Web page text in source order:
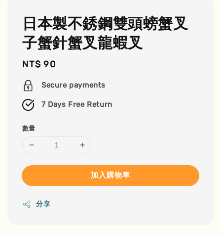
日本製不銹鋼雙頭螃蟹叉
子蟹針蟹叉龍蝦叉
Regular
price
NT$ 90
Secure payments
7 Days Free Return
數量
加入購物車
分享